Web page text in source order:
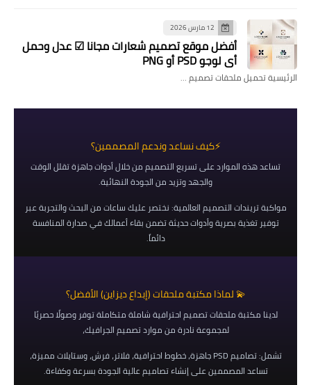
12 مارس 2026
​أفضل موقع تصميم شعارات مجانا ☑ عدل وحمل
أي لوجو PSD أو PNG
الرئيسية تحميل ملحقات تصميم …
⚡كيف نساعد وندعم المصممين؟
تساعد هذه الموارد على تسريع التصميم من خلال أدوات جاهزة تقلل الوقت
والجهد وتزيد من الجودة النهائية.
مواكبة تريندات التصميم العالمية: نختصر عليك ساعات من البحث والتجربة عبر
توفير تغذية بصرية وأدوات حديثة تضمن بقاء أعمالك في صدارة المنافسة
دائماً.
💫 لماذا مكتبة ملحقات (إبداع ديزاين) الأفضل؟
لدينا مكتبة ملحقات تصميم احترافية شاملة متكاملة توفر وصولًا حصريًا
لمجموعة نادرة من موارد تصميم الجرافيك،
تشمل: تصاميم PSD جاهزة، خطوط احترافية، فلاتر، فرش، وستايلات مميزة،
تساعد المصممين على إنشاء تصاميم عالية الجودة بسرعة وكفاءة.